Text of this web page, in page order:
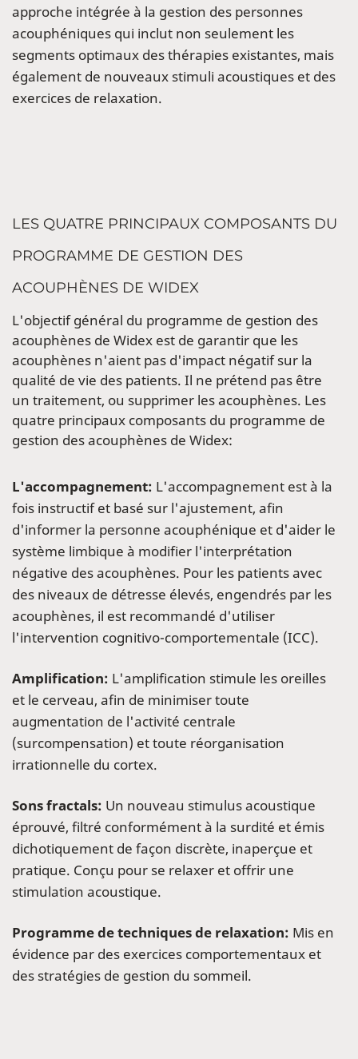
approche intégrée à la gestion des personnes
acouphéniques qui inclut non seulement les
segments optimaux des thérapies existantes, mais
également de nouveaux stimuli acoustiques et des
exercices de relaxation.
LES QUATRE PRINCIPAUX COMPOSANTS DU
PROGRAMME DE GESTION DES
ACOUPHÈNES DE WIDEX
L'objectif général du programme de gestion des
acouphènes de Widex est de garantir que les
acouphènes n'aient pas d'impact négatif sur la
qualité de vie des patients. Il ne prétend pas être
un traitement, ou supprimer les acouphènes. Les
quatre principaux composants du programme de
gestion des acouphènes de Widex:
L'accompagnement: L'accompagnement est à la
fois instructif et basé sur l'ajustement, afin
d'informer la personne acouphénique et d'aider le
système limbique à modifier l'interprétation
négative des acouphènes. Pour les patients avec
des niveaux de détresse élevés, engendrés par les
acouphènes, il est recommandé d'utiliser
l'intervention cognitivo-comportementale (ICC).
Amplification: L'amplification stimule les oreilles
et le cerveau, afin de minimiser toute
augmentation de l'activité centrale
(surcompensation) et toute réorganisation
irrationnelle du cortex.
Sons fractals: Un nouveau stimulus acoustique
éprouvé, filtré conformément à la surdité et émis
dichotiquement de façon discrète, inaperçue et
pratique. Conçu pour se relaxer et offrir une
stimulation acoustique.
Programme de techniques de relaxation: Mis en
évidence par des exercices comportementaux et
des stratégies de gestion du sommeil.